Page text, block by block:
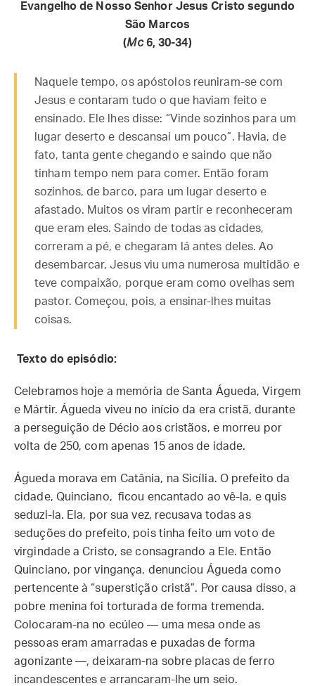
Evangelho de Nosso Senhor Jesus Cristo segundo
São Marcos
(Mc6, 30-34)
Naquele tempo, os apóstolos reuniram-se com
Jesus e contaram tudo o que haviam feito e
ensinado. Ele lhes disse: “Vinde sozinhos para um
lugar deserto e descansai um pouco”. Havia, de
fato, tanta gente chegando e saindo que não
tinham tempo nem para comer. Então foram
sozinhos, de barco, para um lugar deserto e
afastado. Muitos os viram partir e reconheceram
que eram eles. Saindo de todas as cidades,
correram a pé, e chegaram lá antes deles. Ao
desembarcar, Jesus viu uma numerosa multidão e
teve compaixão, porque eram como ovelhas sem
pastor. Começou, pois, a ensinar-lhes muitas
coisas.
Texto do episódio:
Celebramos hoje a memória de Santa Águeda, Virgem
e Mártir. Águeda viveu no início da era cristã, durante
a perseguição de Décio aos cristãos, e morreu por
volta de 250, com apenas 15 anos de idade.
Águeda morava em Catânia, na Sicília. O prefeito da
cidade, Quinciano, ficou encantado ao vê-la, e quis
seduzi-la. Ela, por sua vez, recusava todas as
seduções do prefeito, pois tinha feito um voto de
virgindade a Cristo, se consagrando a Ele. Então
Quinciano, por vingança, denunciou Águeda como
pertencente à “superstição cristã”. Por causa disso, a
pobre menina foi torturada de forma tremenda.
Colocaram-na no ecúleo — uma mesa onde as
pessoas eram amarradas e puxadas de forma
agonizante —, deixaram-na sobre placas de ferro
incandescentes e arrancaram-lhe um seio.